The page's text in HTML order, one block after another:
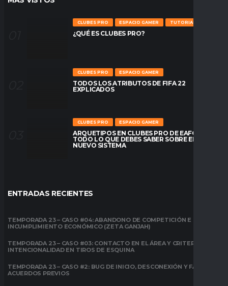
CLUBES PRO ESPACIO GAMER TUTORIALES
¿QUÉ ES CLUBES PRO?
CLUBES PRO ESPACIO GAMER
TODOS LOS ATRIBUTOS DE FIFA 22
EXPLICADOS
CLUBES PRO ESPACIO GAMER
ARQUETIPOS EN CLUBES PRO DE EAFC26:
TODO LO QUE DEBES SABER SOBRE EL
NUEVO SISTEMA
ENTRADAS RECIENTES
TEMPORADA 23 – CASO #04: ABANDONO DE COMPETICIÓN E
INCUMPLIMIENTO ECONÓMICO (ZETA GANJAH)
TEMPORADA 23 – CASO #03: CONTACTO EN EL ÁREA Y CRITERIO DE
INTENCIONALIDAD EN TIROS DE ESQUINA
TEMPORADA 23 – CASO #2: BUG DE INICIO, DESCONEXIÓN Y FALTA DE
ACUERDOS PREVIOS